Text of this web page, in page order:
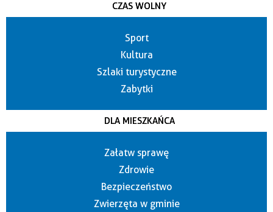
CZAS WOLNY
Sport
Kultura
Szlaki turystyczne
Zabytki
DLA MIESZKAŃCA
Załatw sprawę
Zdrowie
Bezpieczeństwo
Zwierzęta w gminie